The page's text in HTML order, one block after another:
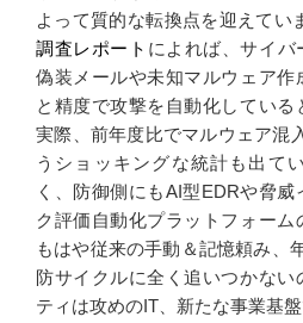
よって質的な転換点を迎えてい
調査レポート によれば、サイバ
偽装メールや未知マルウェア作
と精度で攻撃を自動化している
実際、前年度比でマルウェア混
うショッキングな統計も出て
く、防御側にもAI型EDRや脅
ク評価自動化プラットフォーム
もはや従来の手動＆記憶頼み、
防サイクルに全く追いつかない
ティは攻めのIT、新たな事業基